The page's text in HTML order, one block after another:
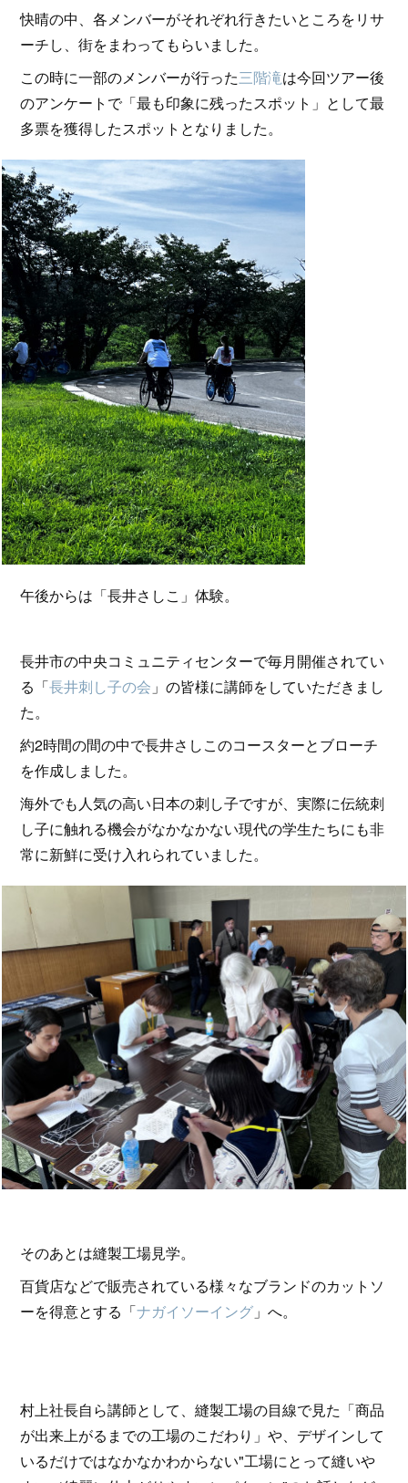
快晴の中、各メンバーがそれぞれ行きたいところをリサ
ーチし、街をまわってもらいました。
この時に一部のメンバーが行った三階滝は今回ツアー後
のアンケートで「最も印象に残ったスポット」として最
多票を獲得したスポットとなりました。
午後からは「長井さしこ」体験。
長井市の中央コミュニティセンターで毎月開催されてい
る「長井刺し子の会 」の皆様に講師をしていただきまし
た。
約2時間の間の中で長井さしこのコースターとブローチ
を作成しました。
海外でも人気の高い日本の刺し子ですが、実際に伝統刺
し子に触れる機会がなかなかない現代の学生たちにも非
常に新鮮に受け入れられていました。
そのあとは縫製工場見学。
百貨店などで販売されている様々なブランドのカットソ
ーを得意とする「ナガイソーイング 」へ。
村上社長自ら講師として、縫製工場の目線で見た「商品
が出来上がるまでの工場のこだわり」や、デザインして
いるだけではなかなかわからない"工場にとって縫いや